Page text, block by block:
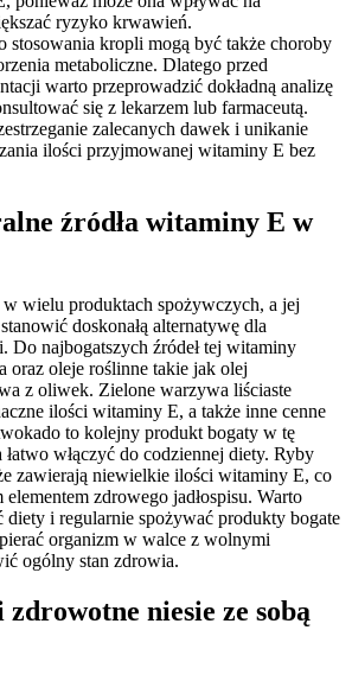
ryzyko krwawień.
stosowania kropli mogą być także choroby
metaboliczne. Dlatego przed
warto przeprowadzić dokładną analizę
się z lekarzem lub farmaceutą.
zalecanych dawek i unikanie
ilości przyjmowanej witaminy E bez
źródła witaminy E w
wielu produktach spożywczych, a jej
doskonałą alternatywę dla
Do najbogatszych źródeł tej witaminy
oraz oleje roślinne takie jak olej
z oliwek. Zielone warzywa liściaste
ilości witaminy E, a także inne cenne
to kolejny produkt bogaty w tę
włączyć do codziennej diety. Ryby
zawierają niewielkie ilości witaminy E, co
zdrowego jadłospisu. Warto
diety i regularnie spożywać produkty bogate
organizm w walce z wolnymi
ogólny stan zdrowia.
niesie ze sobą